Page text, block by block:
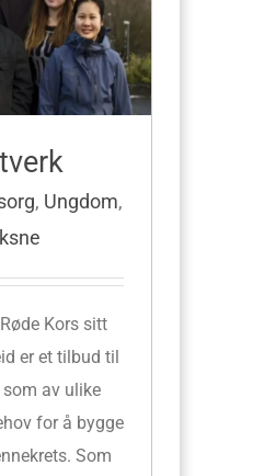
, Ungdom,
Kors sitt
er et tilbud til
som av ulike
for å bygge
Som